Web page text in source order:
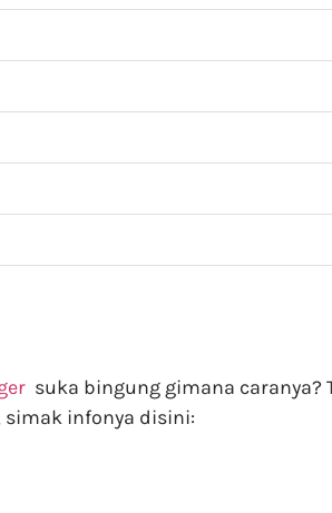
suka bingung gimana caranya?
infonya disini: